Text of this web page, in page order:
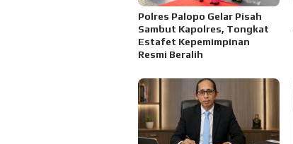
Polres Palopo Gelar Pisah
Sambut Kapolres, Tongkat
Estafet Kepemimpinan
Resmi Beralih